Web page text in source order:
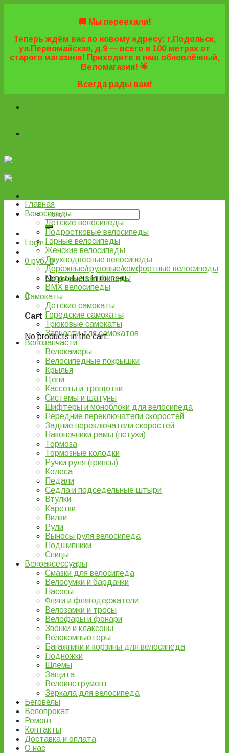
🚚 Мы переехали!
Теперь ждём вас по новому адресу: г.Подольск,
ул.Первомайская, д.9 — всего в 100 метрах от
старого магазина! Приходите в наш обновлённый,
Веломагазин! 🌟
Всегда рады вам!
Login
0 руб. 0
No products in the cart.
0
Cart
No products in the cart.
Главная
Велосипеды
Детские велосипеды
Подростковые велосипеды
Горные велосипеды
Женские велосипеды
Двухподвесные велосипеды
Дорожные/грузовые/комфортные велосипеды
Складные велосипеды
BMX велосипеды
Самокаты
Детские самокаты
Городские самокаты
Трюковые самокаты
Запчасти для самокатов
Велозапчасти
Велокамеры
Велосипедные покрышки
Крылья
Цепи
Кассеты и трещотки
Системы и шатуны
Шифтеры и моноблоки для велосипеда
Передние переключатели скоростей
Задние переключатели скоростей
Наконечники рамы (петухи)
Тормоза
Тормозные колодки
Ручки руля (грипсы)
Колеса
Педали
Седла и подседельные штыри
Втулки
Каретки
Вилки
Рули
Выносы руля велосипеда
Подшипники
Спицы
Велоаксессуары
Смазки для велосипеда
Велосумки и бардачки
Насосы
Фляги и флягодержатели
Велозамки и тросы
Велофары и фонари
Звонки и клаксоны
Велокомпьютеры
Багажники и корзины для велосипеда
Подножки
Шлемы
Защита
Велоинструмент
Зеркала для велосипеда
Беговелы
Велопрокат
Ремонт
Контакты
Доставка и оплата
О нас